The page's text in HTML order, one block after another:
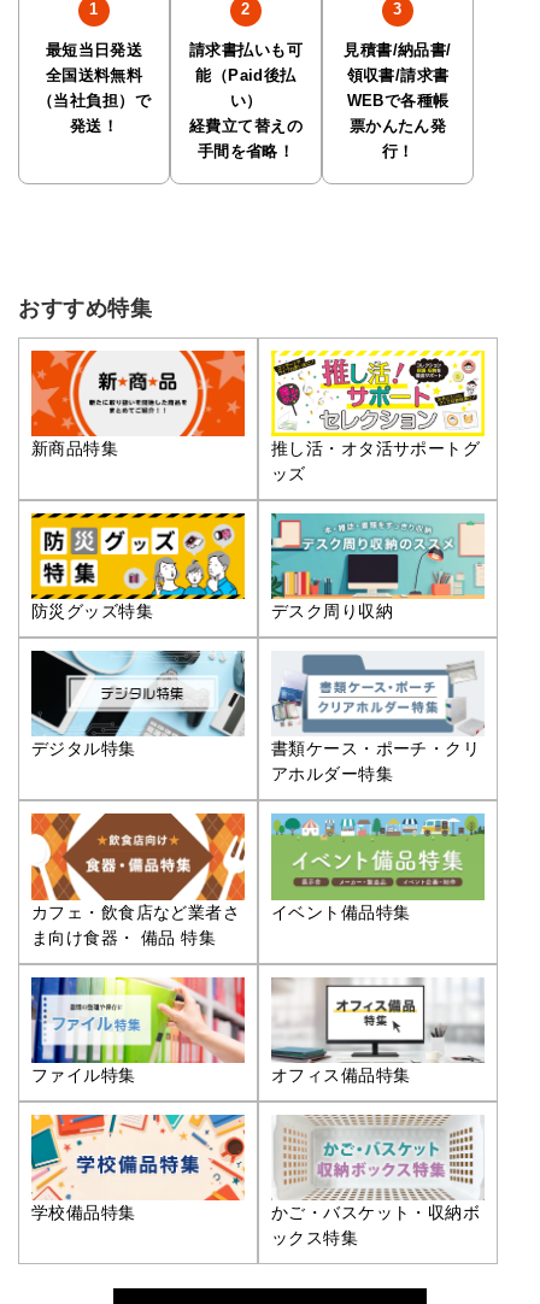
最短当日発送
全国送料無料
（当社負担）で
発送！
請求書払いも可
能（Paid後払
い）
経費立て替えの
手間を省略！
見積書/納品書/
領収書/請求書
WEBで各種帳
票かんたん発
行！
おすすめ特集
新商品特集
推し活・オタ活サポートグ
ッズ
防災グッズ特集 デスク周り収納
デジタル特集
書類ケース・ポーチ・クリ
アホルダー特集
カフェ・飲食店など業者さ
ま向け食器・ 備品 特集
イベント備品特集
ファイル特集 オフィス備品特集
学校備品特集
かご・バスケット・収納ボ
ックス特集